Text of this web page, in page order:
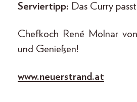
Serviertipp: Das Curry
Chefkoch René Molnar
und Genießen!
www.neuerstrand.at